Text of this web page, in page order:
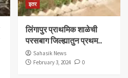
इतर
लिंगापुर प्राथमिक शाळेची
परसबाग जिल्ह्यातुन प्रथम..
Sahasik News
February 3, 2024
0